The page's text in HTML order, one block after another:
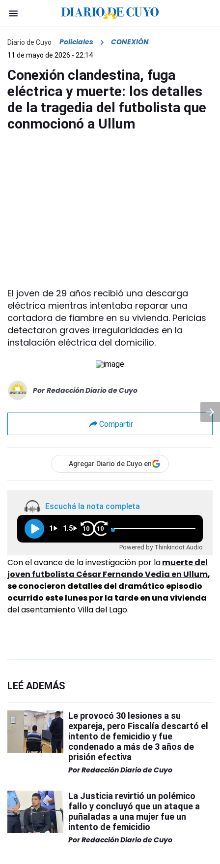
Diario de Cuyo Policiales CONEXIÓN
11 de mayo de 2026 - 22:14
Conexión clandestina, fuga
eléctrica y muerte: los detalles
de la tragedia del futbolista que
conmocionó a Ullum
El joven de 29 años recibió una descarga
eléctrica mientras intentaba reparar una
cortadora de fiambre en su vivienda. Pericias
detectaron graves irregularidades en la
instalación eléctrica del domicilio.
Por Redacción Diario de Cuyo
Compartir
Agregar Diario de Cuyo en
Escuchá la nota completa
1 1.5 10 10
Powered by Thinkindot Audio
Con el avance de la investigación por lamuerte del
joven futbolista César Fernando Vedia en Ullum,
se conocieron detalles del dramático episodio
ocurrido este lunes por la tarde en una vivienda
del asentamiento Villa del Lago.
LEÉ ADEMÁS
Le provocó 30 lesiones a su
expareja, pero Fiscalía descartó el
intento de femicidio y fue
condenado a más de 3 años de
prisión efectiva
PorRedacción Diario de Cuyo
La Justicia revirtió un polémico
fallo y concluyó que un ataque a
puñaladas a una mujer fue un
intento de femicidio
PorRedacción Diario de Cuyo